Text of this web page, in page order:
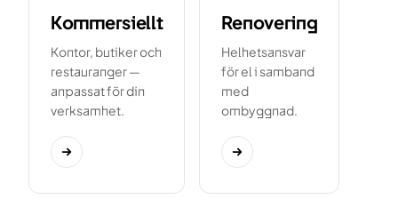
Kommersiellt
Kontor, butiker och
restauranger —
anpassat för din
verksamhet.
Renovering
Helhetsansvar
för el i samband
med
ombyggnad.